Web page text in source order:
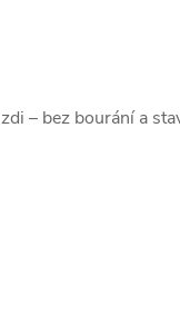
– bez bourání a